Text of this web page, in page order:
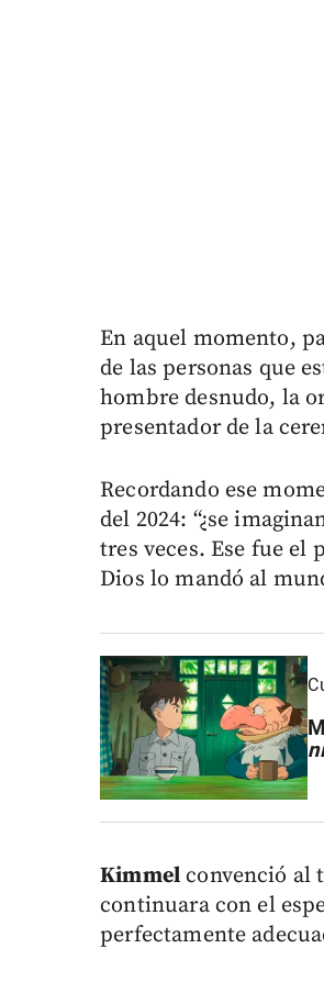
En aquel momento,
de las personas que
hombre desnudo, la
presentador de la
Recordando ese
del 2024: “¿se
tres veces. Ese fue
Dios lo mandó al
Kimmel convenció al
continuara con el
perfectamente